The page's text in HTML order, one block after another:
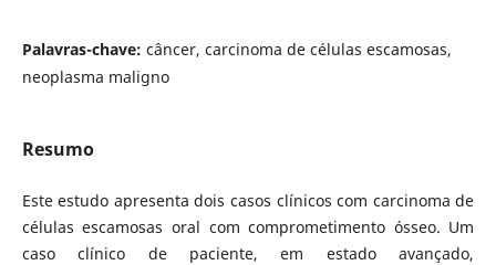
Palavras-chave: câncer, carcinoma de células escamosas,
neoplasma maligno
Resumo
Este estudo apresenta dois casos clínicos com carcinoma de
células escamosas oral com comprometimento ósseo. Um
caso clínico de paciente, em estado avançado,